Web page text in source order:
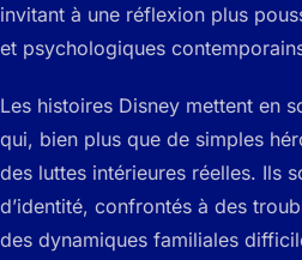
invitant à une réflexion plus
et psychologiques
Les histoires Disney mettent en
qui, bien plus que de simples
des luttes intérieures réelles. Ils
d’identité, confrontés à des
des dynamiques familiales